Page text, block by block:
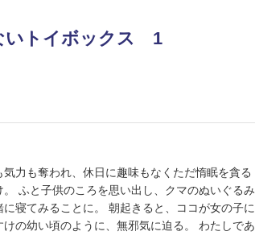
いトイボックス 1
力も奪われ、休日に趣味もなくただ惰眠を貪る
ふと子供のころを思い出し、クマのぬいぐるみ
寝てみることに。 朝起きると、ココが女の子に
の幼い頃のように、無邪気に迫る。 わたしであ